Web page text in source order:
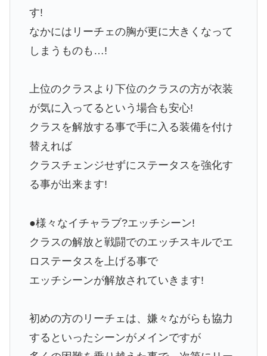
す!
なかにはリーチェの胸が更に大きくなって
しまうものも…!
上位のクラスより下位のクラスの方が衣装
が気に入ってるという場合も安心!
クラスを解放する事で手に入る装備を付け
替えれば
クラスチェンジせずにステータスを強化す
る事が出来ます!
●様々なイチャラブ?エッチシーン!
クラスの解放と戦闘でのエッチスキルでエ
ロステータスを上げる事で
エッチシーンが解放されていきます!
初めの方のリーチェは、嫌々ながらも協力
するといったシーンがメインですが